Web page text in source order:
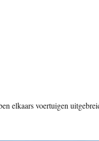
elkaars voertuigen